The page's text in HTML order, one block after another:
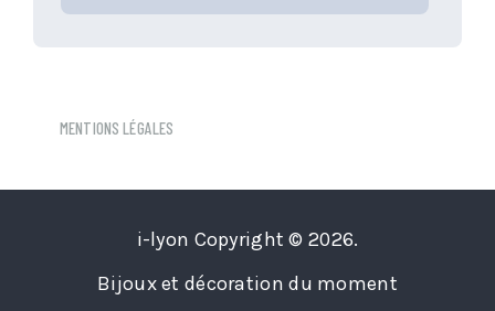
MENTIONS LÉGALES
i-lyon Copyright © 2026.
Bijoux et décoration du moment